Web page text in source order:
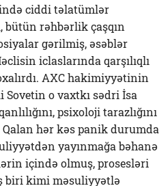
ciddi təlatümlər
bütün rəhbərlik çaşqın
gərilmiş, əsəblər
iclaslarında qarşılıqlı
AXC hakimiyyətinin
o vaxtkı sədri İsa
psixoloji tarazlığını
hər kəs panik durumda
yayınmağa bəhanə
içində olmuş, prosesləri
biri kimi məsuliyyətlə